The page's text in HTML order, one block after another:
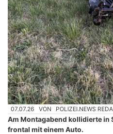
07.07.26 VON POLIZEI.NEWS
Am Montagabend kollidierte in
frontal mit einem Auto.